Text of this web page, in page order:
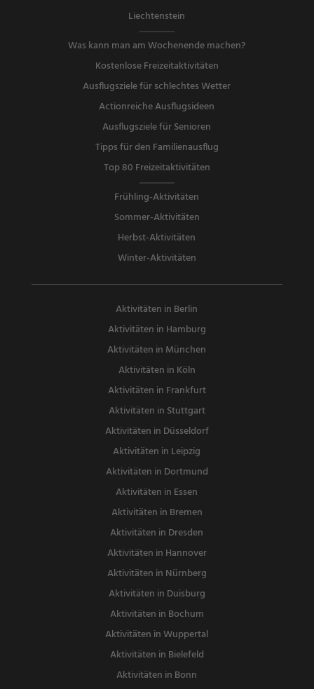
Liechtenstein
Was kann man am Wochenende machen?
Kostenlose Freizeitaktivitäten
Ausflugsziele für schlechtes Wetter
Actionreiche Ausflugsideen
Ausflugsziele für Senioren
Tipps für den Familienausflug
Top 80 Freizeitaktivitäten
Frühling-Aktivitäten
Sommer-Aktivitäten
Herbst-Aktivitäten
Winter-Aktivitäten
Aktivitäten in Berlin
Aktivitäten in Hamburg
Aktivitäten in München
Aktivitäten in Köln
Aktivitäten in Frankfurt
Aktivitäten in Stuttgart
Aktivitäten in Düsseldorf
Aktivitäten in Leipzig
Aktivitäten in Dortmund
Aktivitäten in Essen
Aktivitäten in Bremen
Aktivitäten in Dresden
Aktivitäten in Hannover
Aktivitäten in Nürnberg
Aktivitäten in Duisburg
Aktivitäten in Bochum
Aktivitäten in Wuppertal
Aktivitäten in Bielefeld
Aktivitäten in Bonn